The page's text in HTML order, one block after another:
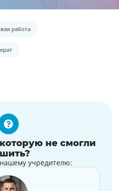
работа
не смогли
учредителю: